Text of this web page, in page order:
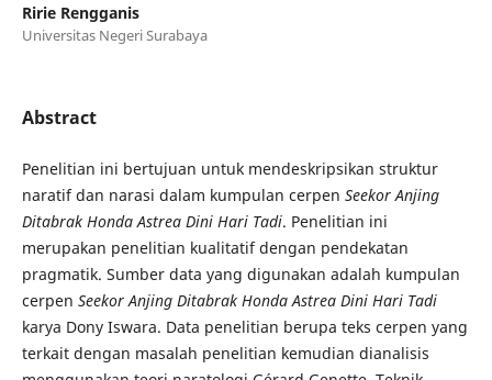
Ririe Rengganis
Universitas Negeri Surabaya
Abstract
Penelitian ini bertujuan untuk mendeskripsikan struktur
naratif dan narasi dalam kumpulan cerpen Seekor Anjing
Ditabrak Honda Astrea Dini Hari Tadi. Penelitian ini
merupakan penelitian kualitatif dengan pendekatan
pragmatik. Sumber data yang digunakan adalah kumpulan
cerpen Seekor Anjing Ditabrak Honda Astrea Dini Hari Tadi
karya Dony Iswara. Data penelitian berupa teks cerpen yang
terkait dengan masalah penelitian kemudian dianalisis